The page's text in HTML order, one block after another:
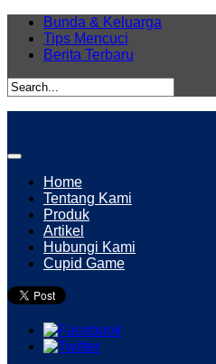
Bunda & Keluarga
Tips Mencuci
Berita Terbaru
Home
Tentang Kami
Produk
Artikel
Hubungi Kami
Cupid Game